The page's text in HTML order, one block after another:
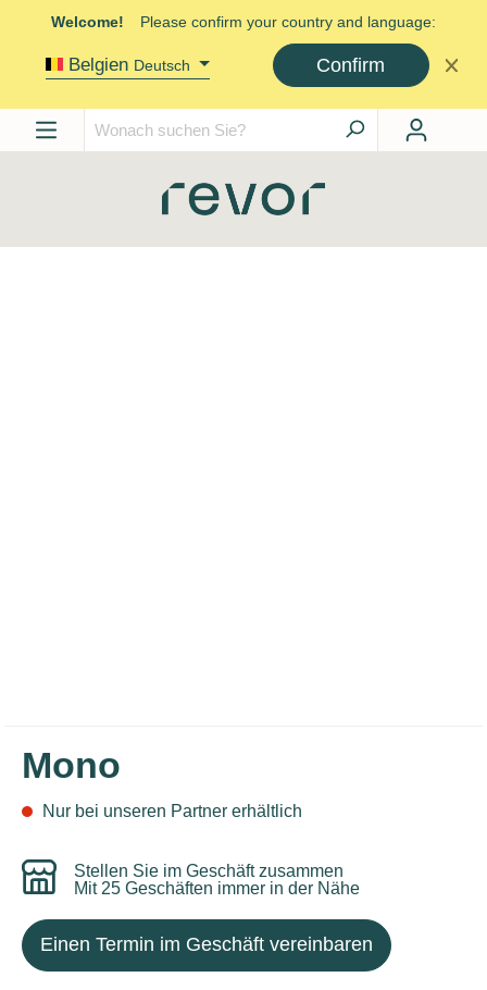
Mono
Nur bei unseren Partner erhältlich
Stellen Sie im Geschäft zusammen
Mit 25 Geschäften immer in der Nähe
Einen Termin im Geschäft vereinbaren
Welcome! Please confirm your country and language:
Belgien Deutsch Confirm